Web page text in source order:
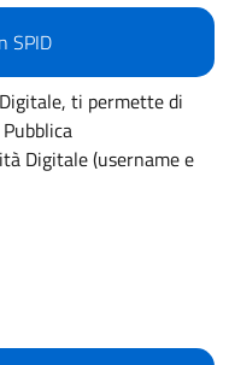
SPID
ti permette di
Digitale (username e